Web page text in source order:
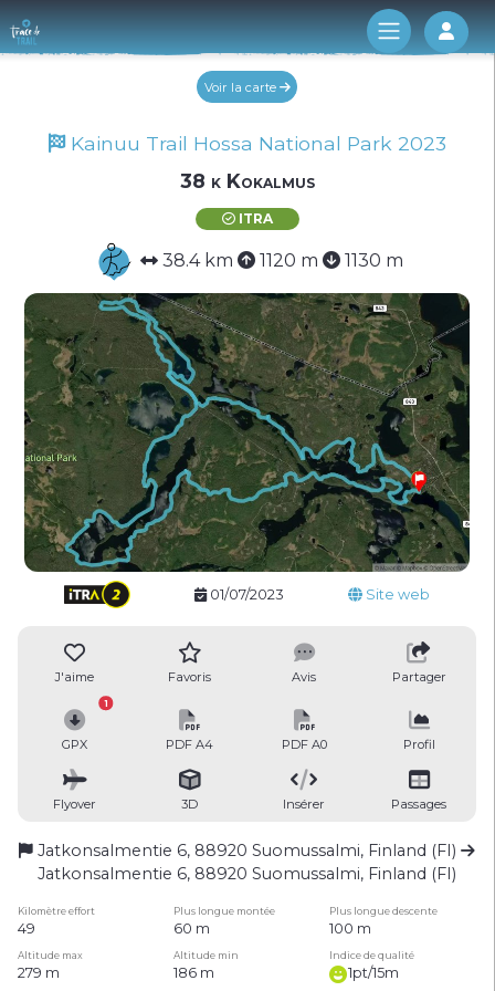
Log
Voir la carte
Kainuu Trail Hossa National Park 2023
38 k Kokalmus
ITRA
38.4 km 1120 m 1130 m
01/07/2023 Site web
J'aime Favoris Avis Partager
GPX
1
PDF A4 PDF A0 Profil
Flyover 3D Insérer Passages
Jatkonsalmentie 6, 88920 Suomussalmi, Finland (FI)
Jatkonsalmentie 6, 88920 Suomussalmi, Finland (FI)
Kilomètre effort Plus longue montée Plus longue descente
49 60 m 100 m
Altitude max Altitude min Indice de qualité
279 m 186 m 1pt/15m